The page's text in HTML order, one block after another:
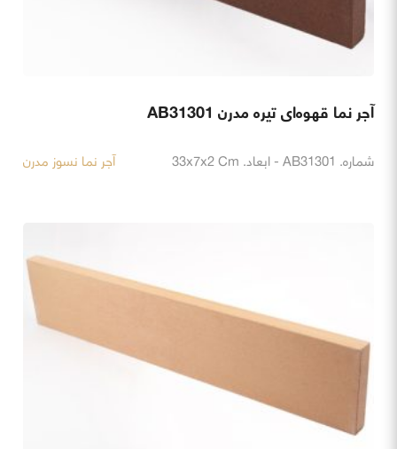
آجر نما قهوه‌ای تیره مدرن AB31301
شماره. AB31301 - ابعاد. 33x7x2 Cm آجر نما نسوز مدرن